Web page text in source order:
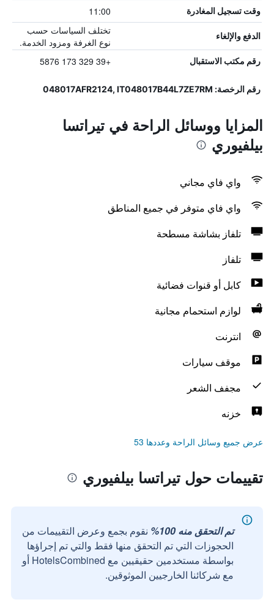
وقت تسجيل المغادرة 11:00
الدفع والإلغاء
تختلف السياسات حسب
نوع الغرفة ومزود الخدمة.
رقم مكتب الاستقبال +39 329 173 5876
رقم الرخصة: 048017AFR2124, IT048017B44L7ZE7RM
المزايا ووسائل الراحة في تيراتسا
بيلفيوري
واي فاي مجاني
واي فاي متوفر في جميع المناطق
تلفاز بشاشة مسطحة
تلفاز
كابل أو قنوات فضائية
لوازم استحمام مجانية
انترنت
موقف سيارات
مجفف الشعر
خزنه
عرض جميع وسائل الراحة وعددها 53
تقييمات حول تيراتسا بيلفيوري
تم التحقق منه 100%
نقوم بجمع وعرض التقييمات من
الحجوزات التي تم التحقق منها فقط والتي تم إجراؤها
بواسطة مستخدمين حقيقيين مع HotelsCombined أو
مع شركائنا الخارجيين الموثوقين.